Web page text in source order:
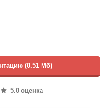
(0.51 Мб)
5.0 оценка